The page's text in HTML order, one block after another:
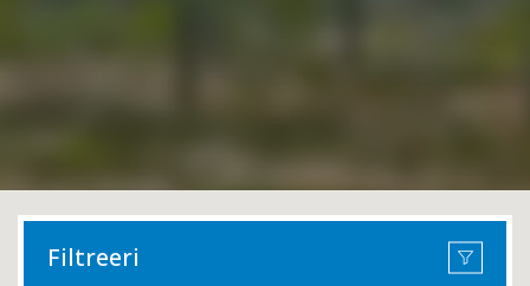
Filtreeri